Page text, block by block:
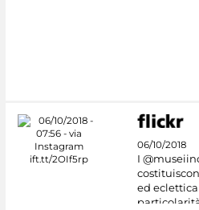
06/10/2018
I
ed